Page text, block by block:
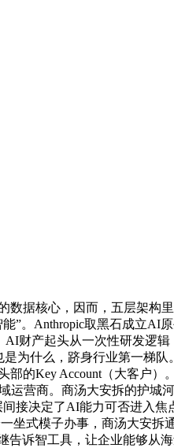
据核心，因而，五层架构
”。Anthropic取黑石成立AI
财产起头从一次性研发逻辑
为什么，跻身行业第一梯队
的Key Account（大客户）
营商。商汤大安拆的护城
接决定了AI能力可否进入焦
坐式模子办事，商汤大安拆
告诉智工具，让企业能够从